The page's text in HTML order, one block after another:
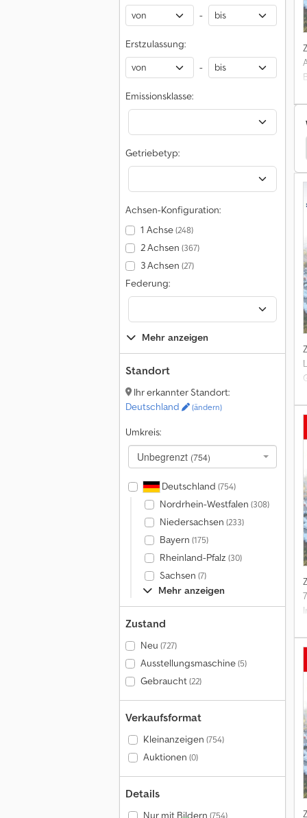
-
Erstzulassung:
-
Emissionsklasse:
Getriebetyp:
Achsen-Konfiguration:
1 Achse(248)
2 Achsen (367)
3 Achsen (27)
Federung:
Mehr anzeigen
Standort
Ihr erkannter Standort:
Deutschland
(ändern)
Umkreis:
Unbegrenzt (754)
Deutschland (754)
Nordrhein-Westfalen (308)
Niedersachsen (233)
Bayern (175)
Rheinland-Pfalz (30)
Sachsen (7)
Mehr anzeigen
Zustand
Neu (727)
Ausstellungsmaschine(5)
Gebraucht(22)
Verkaufsformat
Kleinanzeigen (754)
Auktionen (0)
Details
Nur mit Bildern (754)